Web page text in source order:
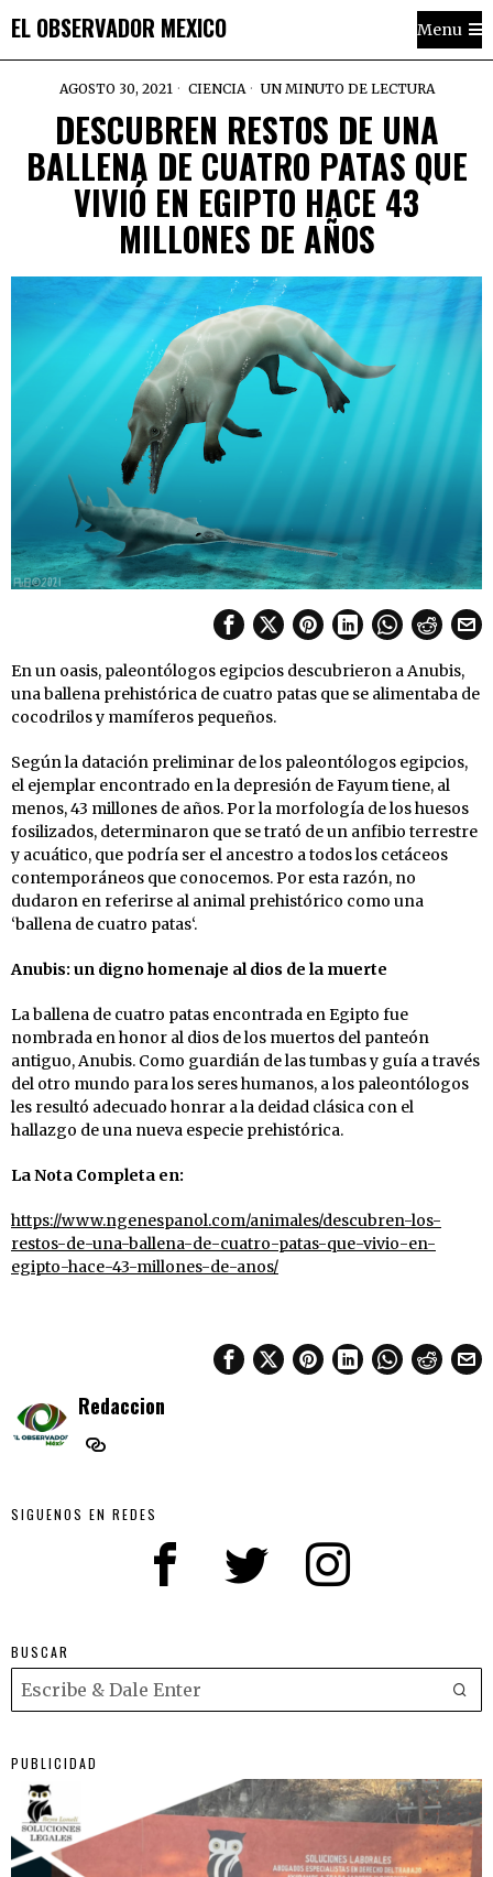
EL OBSERVADOR MEXICO Menu
AGOSTO 30, 2021 CIENCIA UN MINUTO DE LECTURA
DESCUBREN RESTOS DE UNA
BALLENA DE CUATRO PATAS QUE
VIVIÓ EN EGIPTO HACE 43
MILLONES DE AÑOS
En un oasis, paleontólogos egipcios descubrieron a Anubis,
una ballena prehistórica de cuatro patas que se alimentaba de
cocodrilos y mamíferos pequeños.
Según la datación preliminar de los paleontólogos egipcios,
el ejemplar encontrado en la depresión de Fayum tiene, al
menos, 43 millones de años. Por la morfología de los huesos
fosilizados, determinaron que se trató de un anfibio terrestre
y acuático, que podría ser el ancestro a todos los cetáceos
contemporáneos que conocemos. Por esta razón, no
dudaron en referirse al animal prehistórico como una
‘ballena de cuatro patas‘.
Anubis: un digno homenaje al dios de la muerte
La ballena de cuatro patas encontrada en Egipto fue
nombrada en honor al dios de los muertos del panteón
antiguo, Anubis. Como guardián de las tumbas y guía a través
del otro mundo para los seres humanos, a los paleontólogos
les resultó adecuado honrar a la deidad clásica con el
hallazgo de una nueva especie prehistórica.
La Nota Completa en:
https://www.ngenespanol.com/animales/descubren-los-
restos-de-una-ballena-de-cuatro-patas-que-vivio-en-
egipto-hace-43-millones-de-anos/
Redaccion
SIGUENOS EN REDES
BUSCAR
PUBLICIDAD